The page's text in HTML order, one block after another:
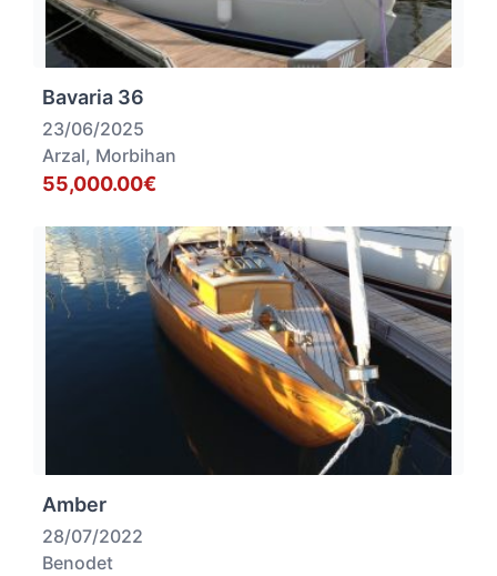
Bavaria 36
23/06/2025
Arzal, Morbihan
55,000.00€
Amber
28/07/2022
Benodet